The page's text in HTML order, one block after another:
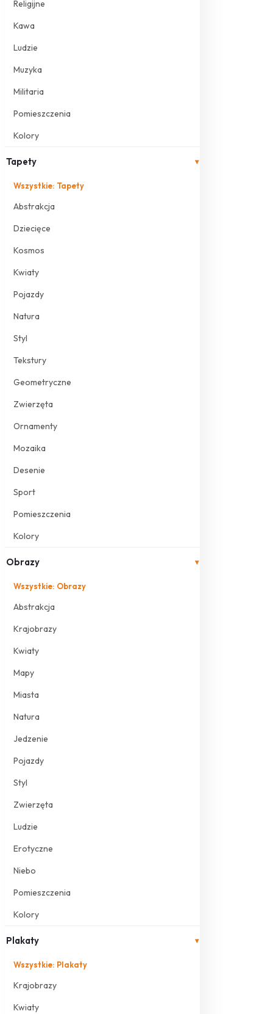
Religijne
Kawa
Ludzie
Muzyka
Militaria
Pomieszczenia
Kolory
Tapety ▾
Wszystkie: Tapety
Abstrakcja
Dziecięce
Kosmos
Kwiaty
Pojazdy
Natura
Styl
Tekstury
Geometryczne
Zwierzęta
Ornamenty
Mozaika
Desenie
Sport
Pomieszczenia
Kolory
Obrazy ▾
Wszystkie: Obrazy
Abstrakcja
Krajobrazy
Kwiaty
Mapy
Miasta
Natura
Jedzenie
Pojazdy
Styl
Zwierzęta
Ludzie
Erotyczne
Niebo
Pomieszczenia
Kolory
Plakaty ▾
Wszystkie: Plakaty
Krajobrazy
Kwiaty